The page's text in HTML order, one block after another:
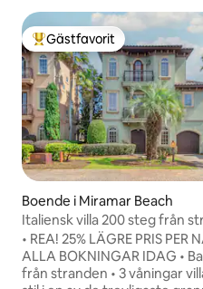
Populär gästfavorit
Gästfavorit
Boende i Miramar Beach
Italiensk villa 200 steg från
Gratis kryssning!
• REA! 25% LÄGRE PRIS PER
ALLA BOKNINGAR IDAG •
från stranden • 3 våningar